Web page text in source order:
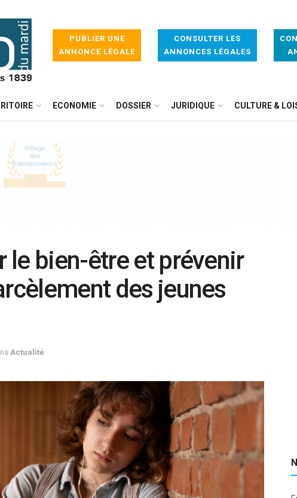
PUBLIER UNE
ANNONCE LÉGALE
CONSULTER LES
ANNONCES LÉGALES
ECONOMIE DOSSIER JURIDIQUE CULTURE &
le bien-être et prévenir
des jeunes
Actualité